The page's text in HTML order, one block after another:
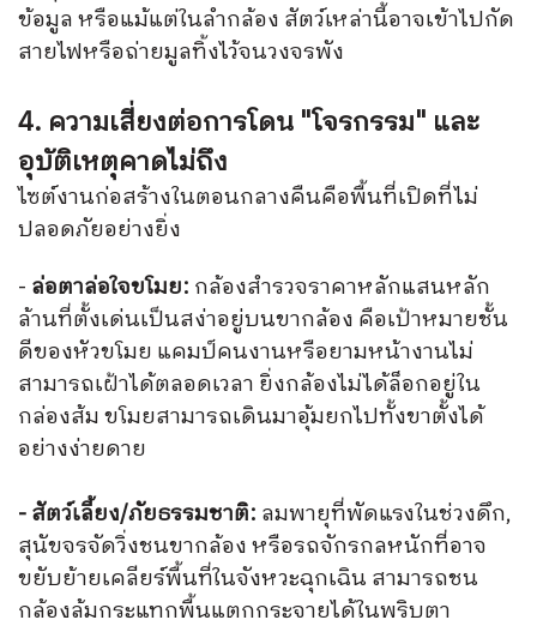
ข้อมูล หรือแม้แต่ในลำกล้อง สัตว์เหล่านี้อาจเข้าไปกัด
สายไฟหรือถ่ายมูลทิ้งไว้จนวงจรพัง
4. ความเสี่ยงต่อการโดน "โจรกรรม" และ
อุบัติเหตุคาดไม่ถึง
ไซต์งานก่อสร้างในตอนกลางคืนคือพื้นที่เปิดที่ไม่
ปลอดภัยอย่างยิ่ง
- ล่อตาล่อใจขโมย: กล้องสำรวจราคาหลักแสนหลัก
ล้านที่ตั้งเด่นเป็นสง่าอยู่บนขากล้อง คือเป้าหมายชั้น
ดีของหัวขโมย แคมป์คนงานหรือยามหน้างานไม่
สามารถเฝ้าได้ตลอดเวลา ยิ่งกล้องไม่ได้ล็อกอยู่ใน
กล่องส้ม ขโมยสามารถเดินมาอุ้มยกไปทั้งขาตั้งได้
อย่างง่ายดาย
- สัตว์เลี้ยง/ภัยธรรมชาติ: ลมพายุที่พัดแรงในช่วงดึก,
สุนัขจรจัดวิ่งชนขากล้อง หรือรถจักรกลหนักที่อาจ
ขยับย้ายเคลียร์พื้นที่ในจังหวะฉุกเฉิน สามารถชน
กล้องล้มกระแทกพื้นแตกกระจายได้ในพริบตา